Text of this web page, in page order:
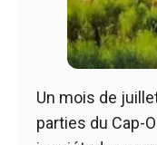
Un mois de
parties du Cap-